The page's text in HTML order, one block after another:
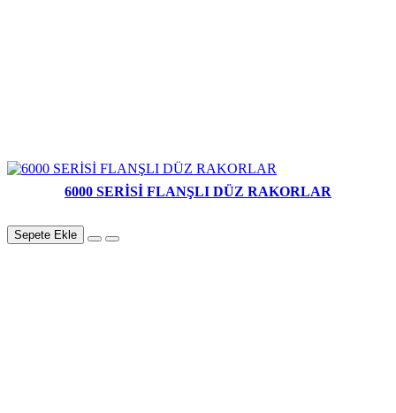
6000 SERİSİ FLANŞLI DÜZ RAKORLAR
Sepete Ekle